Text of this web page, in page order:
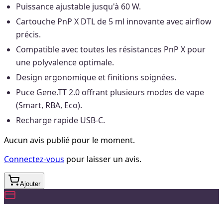
Puissance ajustable jusqu'à 60 W.
Cartouche PnP X DTL de 5 ml innovante avec airflow
précis.
Compatible avec toutes les résistances PnP X pour
une polyvalence optimale.
Design ergonomique et finitions soignées.
Puce Gene.TT 2.0 offrant plusieurs modes de vape
(Smart, RBA, Eco).
Recharge rapide USB-C.
Aucun avis publié pour le moment.
Connectez-vous pour laisser un avis.
Ajouter